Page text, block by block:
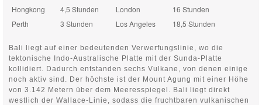
Hongkong
4,5 Stunden London
16 Stunden
Perth
3 Stunden Los Angeles 18,5 Stunden
Bali liegt auf einer bedeutenden Verwerfungslinie, wo die
tektonische Indo-Australische Platte mit der Sunda-Platte
kollidiert. Dadurch entstanden sechs Vulkane, von denen einige
noch aktiv sind. Der höchste ist der Mount Agung mit einer Höhe
von 3.142 Metern über dem Meeresspiegel. Bali liegt direkt
westlich der Wallace-Linie, sodass die fruchtbaren vulkanischen